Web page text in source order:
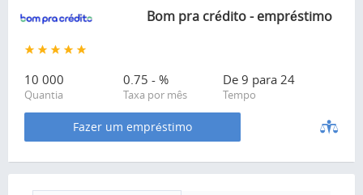
Bom pra crédito - empréstimo
10 000
Quantia
0.75 - %
Taxa por mês
De 9 para 24
Tempo
Fazer um empréstimo